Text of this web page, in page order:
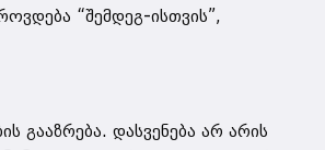
“შემდეგ-ისთვის”,
გააზრება. დასვენება არ არის